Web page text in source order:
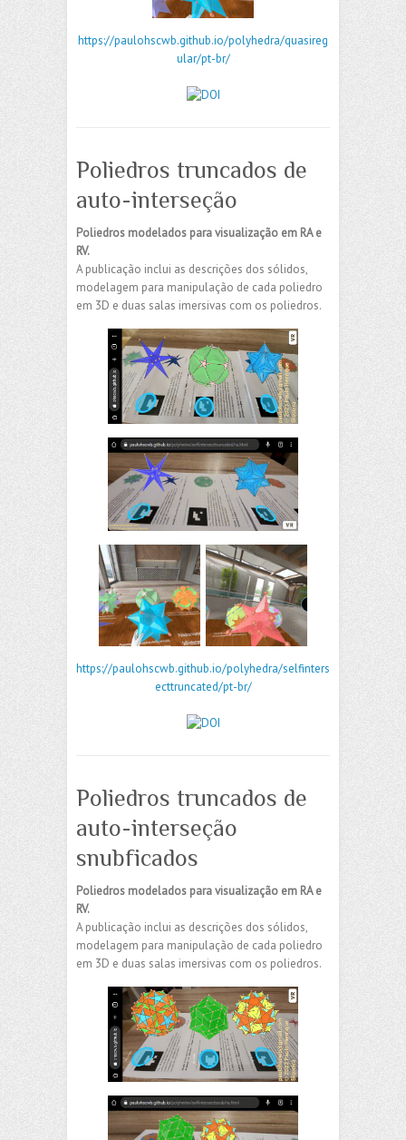
https://paulohscwb.github.io/polyhedra/quasireg
ular/pt-br/
Poliedros truncados de
auto-interseção
Poliedros modelados para visualização em RA e
RV.
A publicação inclui as descrições dos sólidos,
modelagem para manipulação de cada poliedro
em 3D e duas salas imersivas com os poliedros.
https://paulohscwb.github.io/polyhedra/selfinters
ecttruncated/pt-br/
Poliedros truncados de
auto-interseção
snubficados
Poliedros modelados para visualização em RA e
RV.
A publicação inclui as descrições dos sólidos,
modelagem para manipulação de cada poliedro
em 3D e duas salas imersivas com os poliedros.